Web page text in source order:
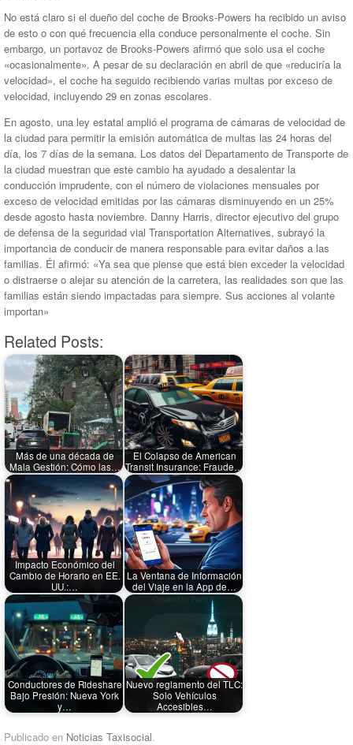
No está claro si el dueño del coche de Brooks-Powers ha recibido un aviso
de esto o con qué frecuencia ella conduce personalmente el coche. Sin
embargo, un portavoz de Brooks-Powers afirmó que solo usa el coche
«ocasionalmente». A pesar de su declaración en abril de que «reduciría la
velocidad», el coche ha seguido recibiendo varias multas por exceso de
velocidad, incluyendo 29 en zonas escolares.
En agosto, una ley estatal amplió el programa de cámaras de velocidad de
la ciudad para permitir la emisión automática de multas las 24 horas del
día, los 7 días de la semana. Los datos del Departamento de Transporte de
la ciudad muestran que este cambio ha ayudado a desalentar la
conducción imprudente, con el número de violaciones mensuales por
exceso de velocidad emitidas por las cámaras disminuyendo en un 25%
desde agosto hasta noviembre. Danny Harris, director ejecutivo del grupo
de defensa de la seguridad vial Transportation Alternatives, subrayó la
importancia de conducir de manera responsable para evitar daños a las
familias. Él afirmó: «Ya sea que piense que está bien exceder la velocidad
o distraerse o alejar su atención de la carretera, las realidades son que las
familias están siendo impactadas para siempre. Sus acciones al volante
importan»
Related Posts:
Más de una década de
Mala Gestión: Cómo las…
El Colapso de American
Transit Insurance: Fraude…
Impacto Económico del
Cambio de Horario en EE.
UU.:…
La Ventana de Información
del Viaje en la App de…
Conductores de Rideshare
Bajo Presión: Nueva York
y…
Nuevo reglamento del TLC:
Solo Vehículos
Accesibles…
Publicado en Noticias Taxisocial.